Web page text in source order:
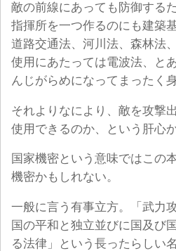
敵の前線にあっても防御する
指揮所を一つ作るのにも建築
道路交通法、河川法、森林法
使用にあたっては電波法、と
んじがらめになってまったく
それよりなにより、敵を攻撃
使用できるのか、という肝心
国家機密という意味ではこの
機密かもしれない。
一般に言う有事立方。「武力
国の平和と独立並びに国及び
る法律」という長ったらしい